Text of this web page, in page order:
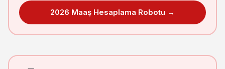
2026 Maaş Hesaplama Robotu →